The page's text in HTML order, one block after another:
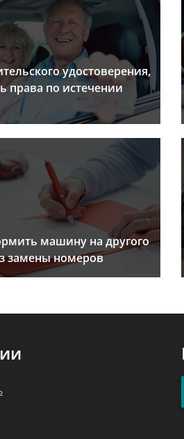
удостоверения,
права по истечении
машину на другого
замены номеров